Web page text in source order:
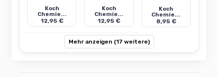
Koch
Chemie...
12,95 €
Koch
Chemie...
12,95 €
Koch
Chemie...
8,95 €
Mehr anzeigen (17 weitere)